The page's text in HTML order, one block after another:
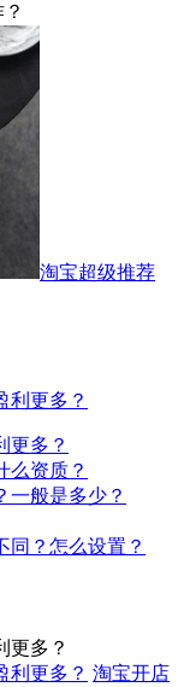
淘宝超级推荐
更多？
么资质？
一般是多少？
同？怎么设置？
更多？
淘宝开店